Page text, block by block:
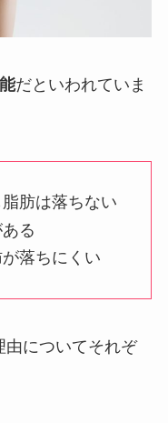
だといわれていま
肪は落ちない
る
落ちにくい
由についてそれぞ